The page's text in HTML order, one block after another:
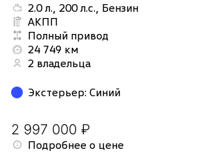
2.0 л., 200 л.с., Бензин
АКПП
Полный привод
24 749 км
2 владельца
Экстерьер: Синий
2 997 000 ₽
Подробнее о цене